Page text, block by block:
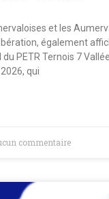
et les
également
PETR Ternois 7
qui
commentaire